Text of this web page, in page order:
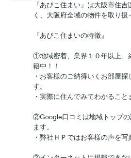
『あびこ住まい』は大阪市住
く、大阪府全域の物件を取り
『あびこ住まいの特徴』
①地域密着、業界１０年以上、
籍中！！
・お客様のご納得いくお部屋
す。
・実際に住んでみてわかること
②Google口コミは地域トップの
ます。
・弊社ＨＰではお客様の声を写